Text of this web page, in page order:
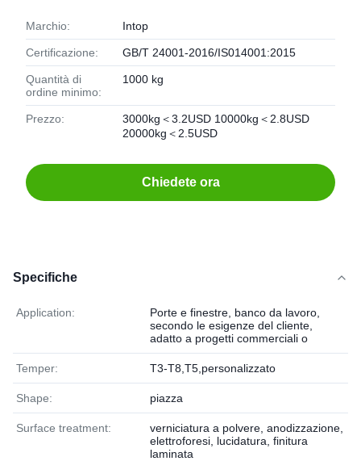
Marchio: Intop
Certificazione: GB/T 24001-2016/IS014001:2015
Quantità di
ordine minimo:
1000 kg
Prezzo:
3000kg＜3.2USD 10000kg＜2.8USD
20000kg＜2.5USD
Chiedete ora
Specifiche
Application:
Porte e finestre, banco da lavoro,
secondo le esigenze del cliente,
adatto a progetti commerciali o
Temper: T3-T8,T5,personalizzato
Shape: piazza
Surface treatment:
verniciatura a polvere, anodizzazione,
elettroforesi, lucidatura, finitura
laminata